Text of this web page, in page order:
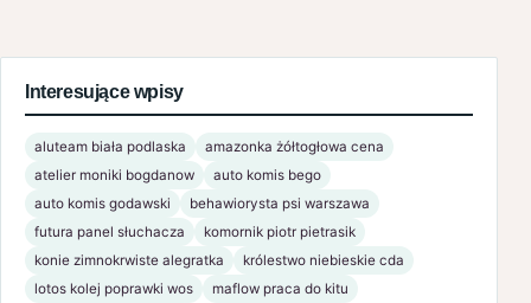
Interesujące wpisy
aluteam biała podlaska
amazonka żółtogłowa cena
atelier moniki bogdanow
auto komis bego
auto komis godawski
behawiorysta psi warszawa
futura panel słuchacza
komornik piotr pietrasik
konie zimnokrwiste alegratka
królestwo niebieskie cda
lotos kolej poprawki wos
maflow praca do kitu